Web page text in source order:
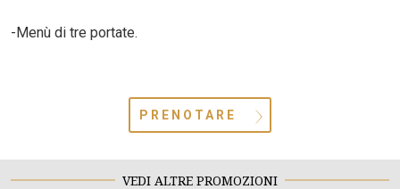
-Menù di tre portate.
PRENOTARE
VEDI ALTRE PROMOZIONI